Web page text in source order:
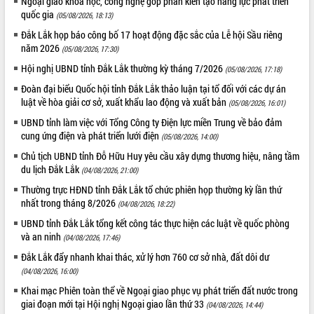
quan Đảng, Nhà nước
Lễ phát động chuỗi hoạt động chung
tay làm sạch môi trường
Xã Ea Kar bước chuyển mình trong
công tác cải cách hành chính mô hình
mới
UBND tỉnh họp báo định kỳ tháng 4
năm 2026
Hội thảo khoa học “Giải pháp thúc đẩy
phát triển nền kinh tế xanh tại tỉnh
Đắk Lắk”
Tăng cường giám sát, đôn đốc thực
hiện nhiệm vụ quản lý tài sản công
Tháo gỡ những vướng mắc, đẩy mạnh
công tác cải cách thủ tục hành chính
tại Trung tâm Phục vụ hành chính
công tỉnh
Đắk Lắk: Tôn vinh 46 giải pháp tại Hội
thi Sáng tạo Kỹ thuật 2024 - 2025
quốc gia (05/08/2026, 18:13)
Đắk Lắk họp báo công bố 17 hoạt động đặc sắc của Lễ hội Sầu riêng
năm 2026 (05/08/2026, 17:30)
Hội nghị UBND tỉnh Đắk Lắk thường kỳ tháng 7/2026 (05/08/2026, 17:18)
Đoàn đại biểu Quốc hội tỉnh Đắk Lắk thảo luận tại tổ đối với các dự án
luật về hòa giải cơ sở, xuất khẩu lao động và xuất bản (05/08/2026, 16:01)
UBND tỉnh làm việc với Tổng Công ty Điện lực miền Trung về bảo đảm
cung ứng điện và phát triển lưới điện (05/08/2026, 14:00)
Chủ tịch UBND tỉnh Đỗ Hữu Huy yêu cầu xây dựng thương hiệu, nâng tầm
du lịch Đắk Lắk (04/08/2026, 21:00)
Thường trực HĐND tỉnh Đắk Lắk tổ chức phiên họp thường kỳ lần thứ
nhất trong tháng 8/2026 (04/08/2026, 18:22)
UBND tỉnh Đắk Lắk tổng kết công tác thực hiện các luật về quốc phòng
và an ninh (04/08/2026, 17:46)
Đắk Lắk đẩy nhanh khai thác, xử lý hơn 760 cơ sở nhà, đất dôi dư
(04/08/2026, 16:00)
Khai mạc Phiên toàn thể về Ngoại giao phục vụ phát triển đất nước trong
giai đoạn mới tại Hội nghị Ngoại giao lần thứ 33 (04/08/2026, 14:44)